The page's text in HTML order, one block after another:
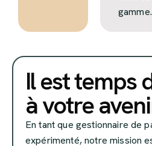
gamme.
Il est temps
à votre
En tant que gestionnaire de
expérimenté, notre mission